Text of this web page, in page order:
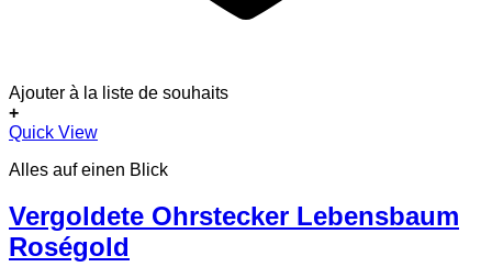
Ajouter à la liste de souhaits
+
Quick View
Alles auf einen Blick
Vergoldete Ohrstecker Lebensbaum
Roségold